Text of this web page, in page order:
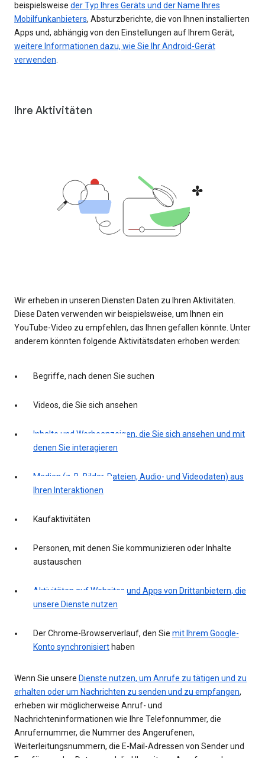
beispielsweise der Typ Ihres Geräts und der Name Ihres
Mobilfunkanbieters, Absturzberichte, die von Ihnen installierten
Apps und, abhängig von den Einstellungen auf Ihrem Gerät,
weitere Informationen dazu, wie Sie Ihr Android-Gerät
verwenden.
Ihre Aktivitäten
Wir erheben in unseren Diensten Daten zu Ihren Aktivitäten.
Diese Daten verwenden wir beispielsweise, um Ihnen ein
YouTube-Video zu empfehlen, das Ihnen gefallen könnte. Unter
anderem könnten folgende Aktivitätsdaten erhoben werden:
Begriffe, nach denen Sie suchen
Videos, die Sie sich ansehen
Inhalte und Werbeanzeigen, die Sie sich ansehen und mit
denen Sie interagieren
Medien (z. B. Bilder, Dateien, Audio- und Videodaten) aus
Ihren Interaktionen
Kaufaktivitäten
Personen, mit denen Sie kommunizieren oder Inhalte
austauschen
Aktivitäten auf Websites und Apps von Drittanbietern, die
unsere Dienste nutzen
Der Chrome-Browserverlauf, den Sie mit Ihrem Google-
Konto synchronisiert haben
Wenn Sie unsere Dienste nutzen, um Anrufe zu tätigen und zu
erhalten oder um Nachrichten zu senden und zu empfangen,
erheben wir möglicherweise Anruf- und
Nachrichteninformationen wie Ihre Telefonnummer, die
Anrufernummer, die Nummer des Angerufenen,
Weiterleitungsnummern, die E-Mail-Adressen von Sender und